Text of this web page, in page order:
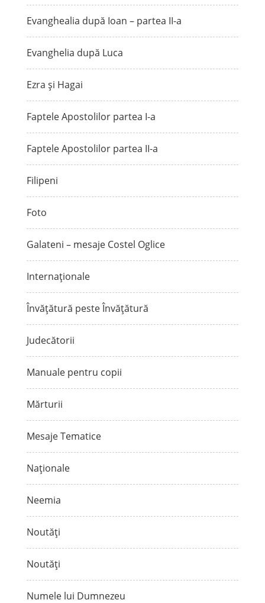
Evanghealia după Ioan – partea II-a
Evanghelia după Luca
Ezra și Hagai
Faptele Apostolilor partea I-a
Faptele Apostolilor partea II-a
Filipeni
Foto
Galateni – mesaje Costel Oglice
Internaționale
Învățătură peste Învățătură
Judecătorii
Manuale pentru copii
Mărturii
Mesaje Tematice
Naționale
Neemia
Noutăți
Noutăți
Numele lui Dumnezeu